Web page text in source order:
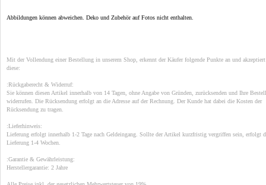
Abbildungen können abweichen. Deko und Zubehör auf Fotos nicht enthalten.
Mit der Vollendung einer Bestellung in unserem Shop, erkennt der Käufer folgende Punkte an und akzeptiert
diese:
:Rückgaberecht & Widerruf:
Sie können diesen Artikel innerhalb von 14 Tagen, ohne Angabe von Gründen, zurücksenden und Ihre
widerrufen. Die Rücksendung erfolgt an die Adresse auf der Rechnung. Der Kunde hat dabei die Kosten der
Rücksendung zu tragen
:Lieferhinweis:
Lieferung erfolgt innerhalb 1-2 Tage nach Geldeingang. Sollte der Artikel kurzfristig vergriffen sein, erfolgt
Lieferung 1-4 Wochen.
:Garantie & Gewährleistung:
Herstellergarantie: 2 Jahre